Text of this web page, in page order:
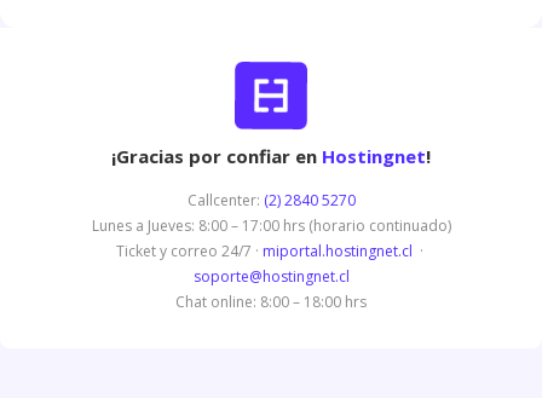
¡Gracias por confiar en Hostingnet!
Callcenter: (2) 2840 5270
Lunes a Jueves: 8:00 – 17:00 hrs (horario continuado)
Ticket y correo 24/7 · miportal.hostingnet.cl ·
soporte@hostingnet.cl
Chat online: 8:00 – 18:00 hrs